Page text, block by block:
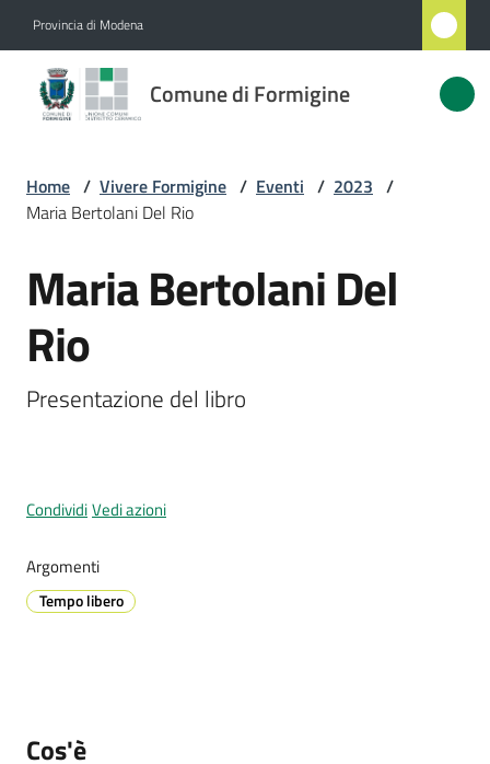
Provincia di Modena
Comune di Formigine
Comune
di
Novità
Servizi
Vivere
Prenotazione
appuntamenti
e
Home / Vivere Formigine / Eventi / 2023 /
Maria Bertolani Del Rio
Salta al contenuto
Maria Bertolani Del
Rio
Presentazione del libro
CondividiVedi azioni
Argomenti
Tempo libero
Cos'è